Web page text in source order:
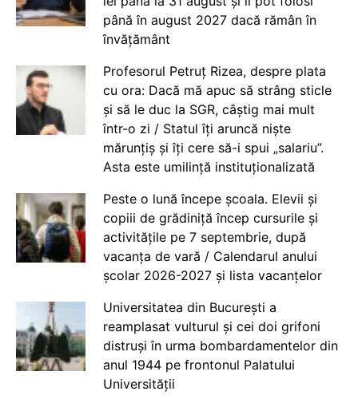
până în august 2027 dacă rămân în
învățământ
Profesorul Petruț Rizea, despre plata
cu ora: Dacă mă apuc să strâng sticle
și să le duc la SGR, câștig mai mult
într-o zi / Statul îți aruncă niște
mărunțiș și îți cere să-i spui „salariu”.
Asta este umilință instituționalizată
Peste o lună începe școala. Elevii și
copiii de grădiniță încep cursurile și
activitățile pe 7 septembrie, după
vacanța de vară / Calendarul anului
școlar 2026-2027 și lista vacanțelor
Universitatea din București a
reamplasat vulturul și cei doi grifoni
distruși în urma bombardamentelor din
anul 1944 pe frontonul Palatului
Universității